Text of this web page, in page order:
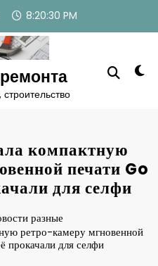
8:20:31 PM
компактную
печати Go
для селфи
разные
ретро-камеру мгновенной
для селфи